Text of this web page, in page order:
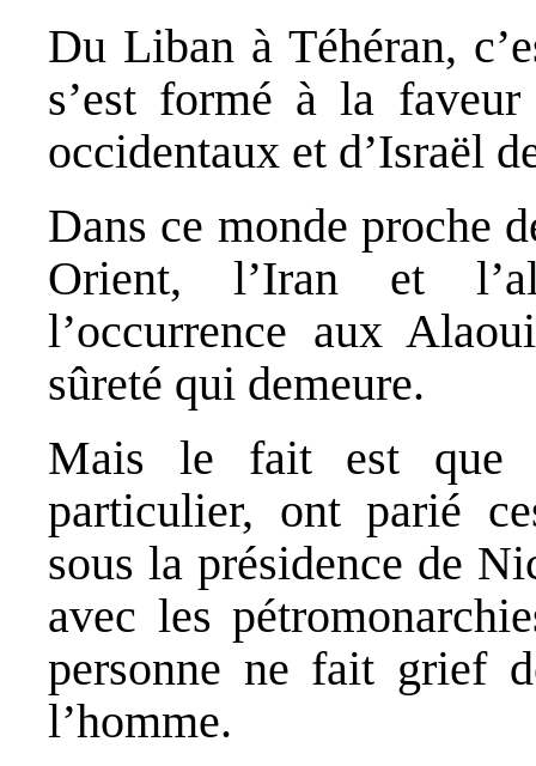
Du Liban à Téhéran,
s’est formé à la faveur
occidentaux et d’Israël
Dans ce monde proche
Orient, l’Iran et
l’occurrence aux
sûreté qui demeure.
Mais le fait est que
particulier, ont parié
sous la présidence de
avec les
personne ne fait grief
l’homme.